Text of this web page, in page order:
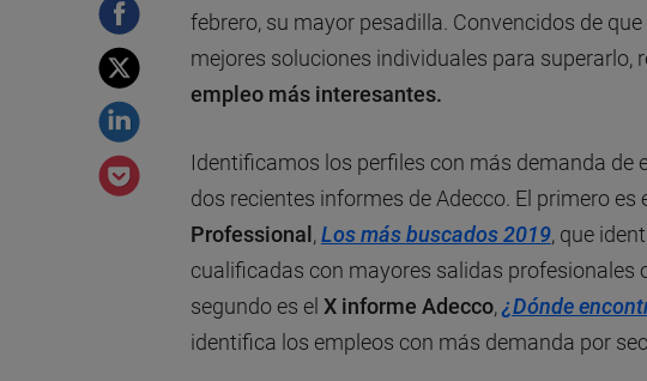
febrero, su mayor pesadilla. Convencidos de
mejores soluciones individuales para superarlo,
empleo más interesantes.
Identificamos los perfiles con más demanda de
dos recientes informes de Adecco. El primero es
Professional ,Los más buscados 2019, que
cualificadas con mayores salidas profesionales
segundo es el X informe Adecco,¿Dónde
identifica los empleos con más demanda por